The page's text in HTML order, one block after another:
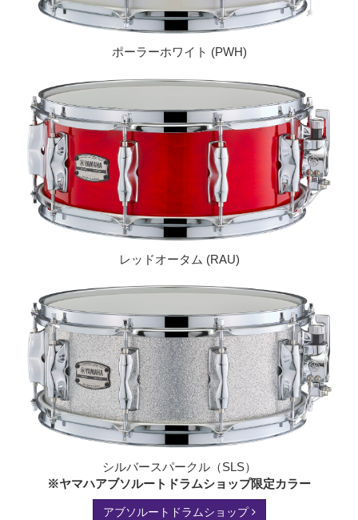
ポーラーホワイト (PWH)
レッドオータム (RAU)
シルバースパークル（SLS）
※ヤマハアブソルートドラムショップ限定カラー
アブソルートドラムショップ